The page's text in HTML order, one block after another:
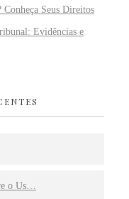
Conheça Seus Direitos
Evidências e
o Us…